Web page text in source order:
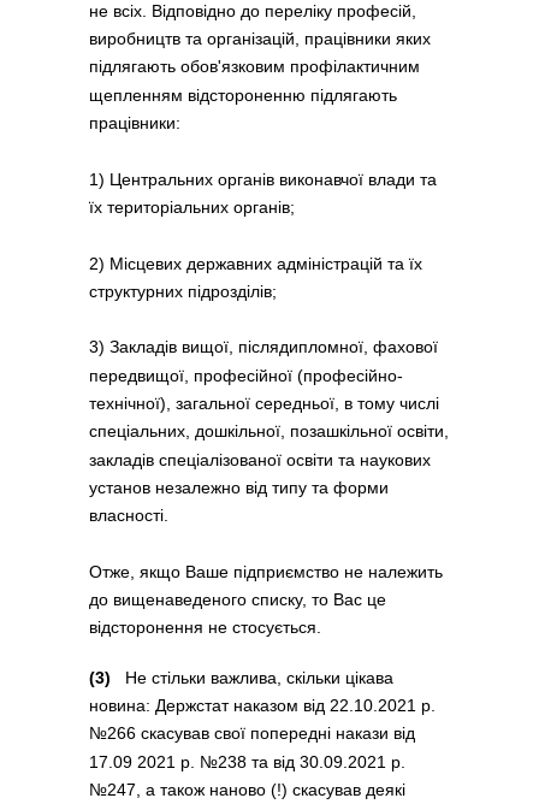
не всіх. Відповідно до переліку професій,
виробництв та організацій, працівники яких
підлягають обов'язковим профілактичним
щепленням відстороненню підлягають
працівники:
1) Центральних органів виконавчої влади та
їх територіальних органів;
2) Місцевих державних адміністрацій та їх
структурних підрозділів;
3) Закладів вищої, післядипломної, фахової
передвищої, професійної (професійно-
технічної), загальної середньої, в тому числі
спеціальних, дошкільної, позашкільної освіти,
закладів спеціалізованої освіти та наукових
установ незалежно від типу та форми
власності.
Отже, якщо Ваше підприємство не належить
до вищенаведеного списку, то Вас це
відсторонення не стосується.
(3)
Не стільки важлива, скільки цікава
новина: Держстат наказом від 22.10.2021 р.
№266 скасував свої попередні накази від
17.09 2021 р. №238 та від 30.09.2021 р.
№247, а також наново (!) скасував деякі